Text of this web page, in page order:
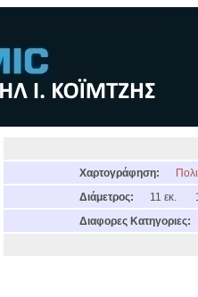
Χαρτογράφηση:
Διάμετρος:
11 εκ.
Διαφορες Κατηγοριες: